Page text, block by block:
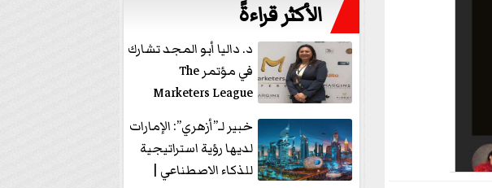
الأكثر قراءةً
د. داليا أبو المجد تشارك
في مؤتمر The
Marketers League
وتدير جلسة...
خبير لـ”أزهري”: الإمارات
لديها رؤية استراتيجية
للذكاء الاصطناعي |